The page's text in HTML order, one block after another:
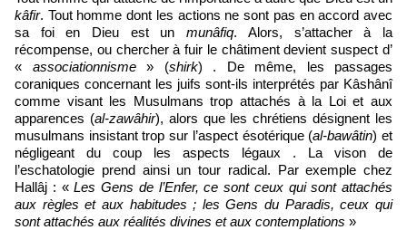
kâfir. Tout homme dont les actions ne sont pas en accord avec
sa foi en Dieu est unmunâfiq. Alors, s’attacher à la
récompense, ou chercher à fuir le châtiment devient suspect d’
« associationnisme» (shirk) . De même, les passages
coraniques concernant les juifs sont-ils interprétés par Kâshânî
comme visant les Musulmans trop attachés à la Loiet aux
apparences (al-zawâhir), alors que les chrétiens désignent les
musulmans insistant trop sur l’aspect ésotérique (al-bawâtin) et
négligeant du coup les aspects légaux . La vison de
l’eschatologie prend ainsi un tour radical. Par exemple chez
Hallâj : «Les Gens de l’Enfer, ce sont ceux qui sont attachés
aux règles et aux habitudes ; les Gens du Paradis, ceux qui
sont attachés aux réalités divines et aux contemplations »